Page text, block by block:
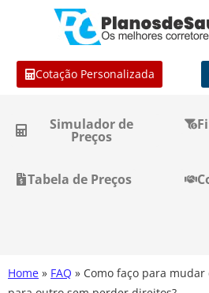
Cotação Personalizada
Simulador de
Preços
Tabela de Preços
Home » FAQ » Como faço para